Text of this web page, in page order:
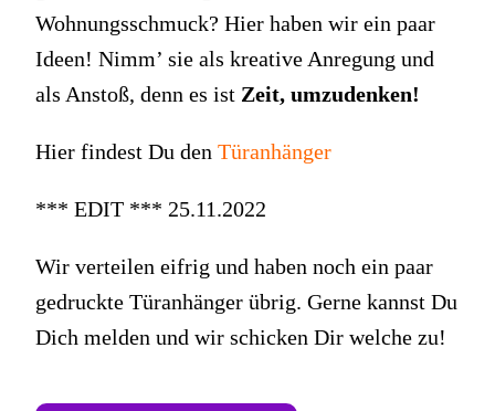
Wohnungsschmuck? Hier haben wir ein paar
Ideen! Nimm’ sie als kreative Anregung und
als Anstoß, denn es ist Zeit, umzudenken!
Hier findest Du den Türanhänger
*** EDIT *** 25.11.2022
Wir verteilen eifrig und haben noch ein paar
gedruckte Türanhänger übrig. Gerne kannst Du
Dich melden und wir schicken Dir welche zu!